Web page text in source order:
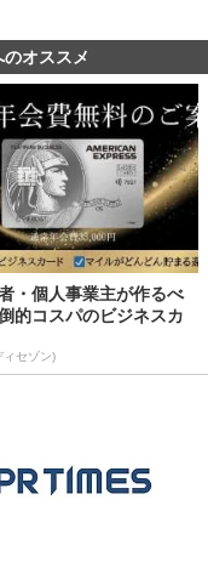
オススメ
・個人事業主が作るべ
的コスパのビジネスカ
ィセゾン)